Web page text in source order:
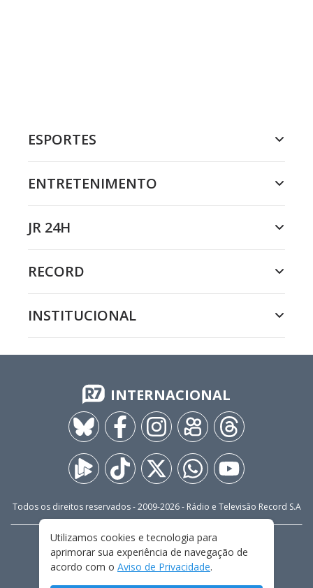
ESPORTES
ENTRETENIMENTO
JR 24H
RECORD
INSTITUCIONAL
INTERNACIONAL
Todos os direitos reservados - 2009-2026- Rádio e Televisão Record S.A
FALE CONOSCO
PRIVACIDADE
TERMOS E CONDIÇÕES DE USO
Utilizamos cookies e tecnologia para
aprimorar sua experiência de navegação de
acordo com o Aviso de Privacidade.